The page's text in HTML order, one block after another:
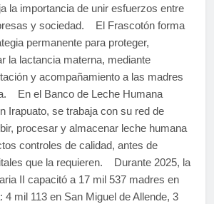
la importancia de unir esfuerzos entre
y sociedad. El Frascotón forma
permanente para proteger,
la lactancia materna, mediante
y acompañamiento a las madres
En el Banco de Leche Humana
Irapuato, se trabaja con su red de
procesar y almacenar leche humana
controles de calidad, antes de
que la requieren. Durante 2025, la
II capacitó a 17 mil 537 madres en
4 mil 113 en San Miguel de Allende, 3